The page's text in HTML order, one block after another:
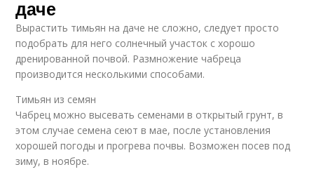
даче
Вырастить тимьян на даче не сложно, следует просто
подобрать для него солнечный участок с хорошо
дренированной почвой. Размножение чабреца
производится несколькими способами.
Тимьян из семян
Чабрец можно высевать семенами в открытый грунт, в
этом случае семена сеют в мае, после установления
хорошей погоды и прогрева почвы. Возможен посев под
зиму, в ноябре.